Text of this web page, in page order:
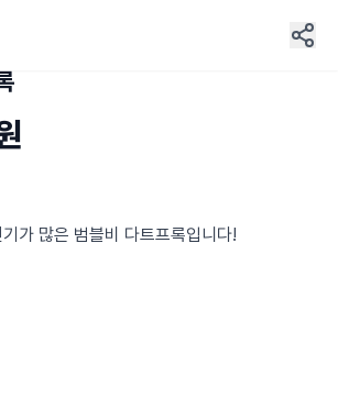
가 많은 범블비 다트프록입니다!